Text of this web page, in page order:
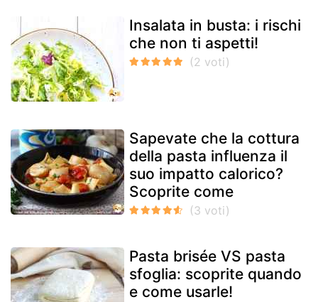
Insalata in busta: i rischi
che non ti aspetti!
Sapevate che la cottura
della pasta influenza il
suo impatto calorico?
Scoprite come
Pasta brisée VS pasta
sfoglia: scoprite quando
e come usarle!